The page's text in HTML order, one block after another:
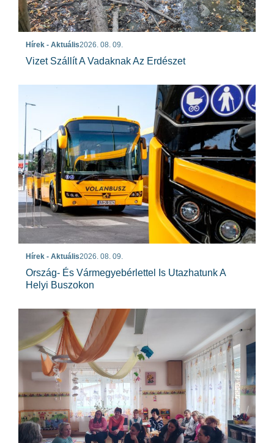
Hírek - Aktuális2026. 08. 09.
Vizet Szállít A Vadaknak Az Erdészet
Hírek - Aktuális2026. 08. 09.
Ország- És Vármegyebérlettel Is Utazhatunk A
Helyi Buszokon